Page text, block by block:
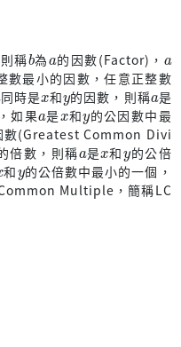
稱 為 的因數(Factor)，
數最小的因數，任意正整數
同時是x和y的因數，則稱a是
如果a是x和 y的公因數中最
數(Greatest Common Divi
倍數，則稱a是x和y的公倍
和y的公倍數中最小的一個，
Multiple，簡稱LC